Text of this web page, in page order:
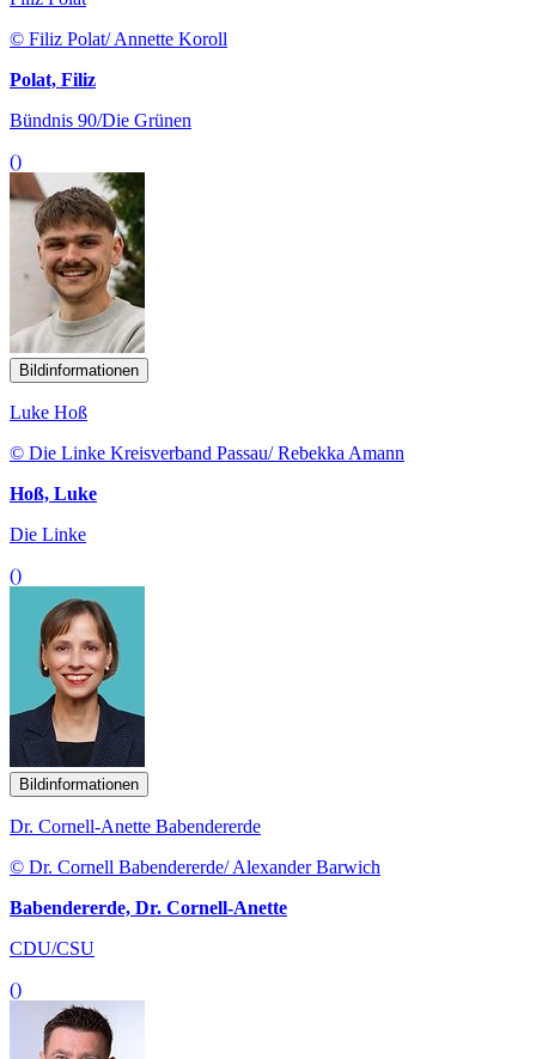
© Filiz Polat/ Annette Koroll
Polat, Filiz
Bündnis 90/Die Grünen
()
Bildinformationen
Luke Hoß
© Die Linke Kreisverband Passau/ Rebekka Amann
Hoß, Luke
Die Linke
()
Bildinformationen
Dr. Cornell-Anette Babendererde
© Dr. Cornell Babendererde/ Alexander Barwich
Babendererde, Dr. Cornell-Anette
CDU/CSU
()